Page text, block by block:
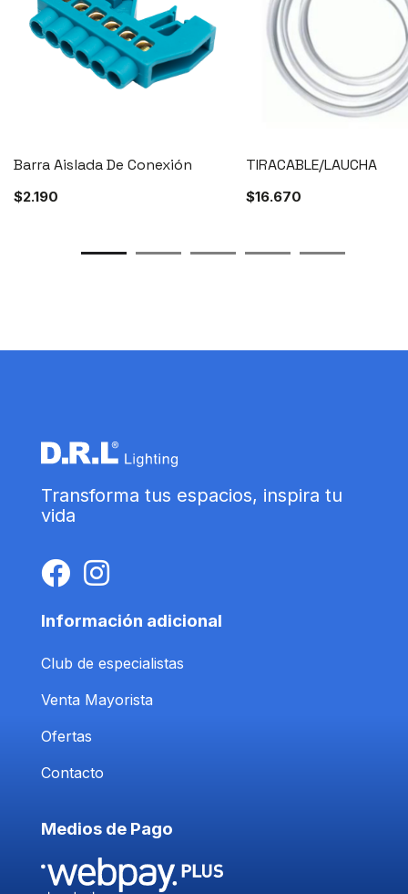
Barra Aislada De Conexión
$2.190
TIRACABLE/LAUCHA
$16.670
Transforma tus espacios, inspira tu
vida
Información adicional
Club de especialistas
Venta Mayorista
Ofertas
Contacto
Medios de Pago